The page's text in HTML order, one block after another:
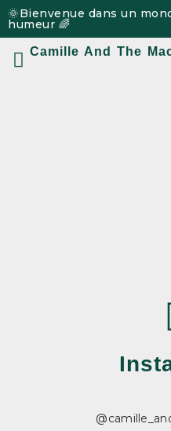
🌞Bienvenue dans un
humeur 🌈
Camille And The